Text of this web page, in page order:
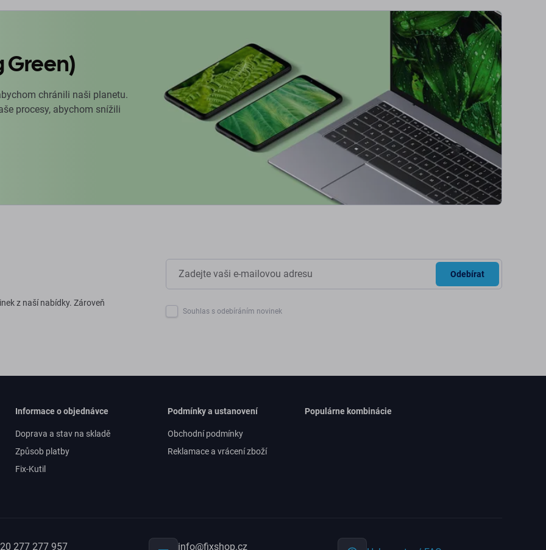
Green)
chránili naši planetu.
procesy, abychom snížili
z naší nabídky. Zároveň
Odebírat
Souhlas s odebíráním novinek
Informace o objednávce
Doprava a stav na skladě
Způsob platby
Fix-Kutil
Podmínky a ustanovení
Obchodní podmínky
Reklamace a vrácení zboží
Populárne kombinácie
277 277 957 info@fixshop.cz